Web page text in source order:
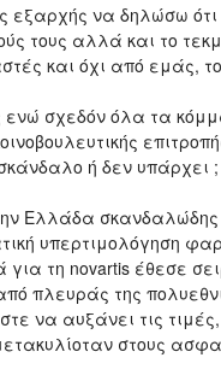
εξαρχής να δηλώσω
τους αλλά και το
και όχι από εμάς,
σχεδόν όλα τα
ή δεν υπάρχει ;
Ελλάδα
υπερτιμολόγηση
για τη novartis έθεσε
πλευράς της
να αυξάνει τις
στους